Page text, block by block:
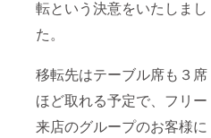
転という決意をいたしまし
た。
移転先はテーブル席も３席
ほど取れる予定で、フリー
来店のグループのお客様に